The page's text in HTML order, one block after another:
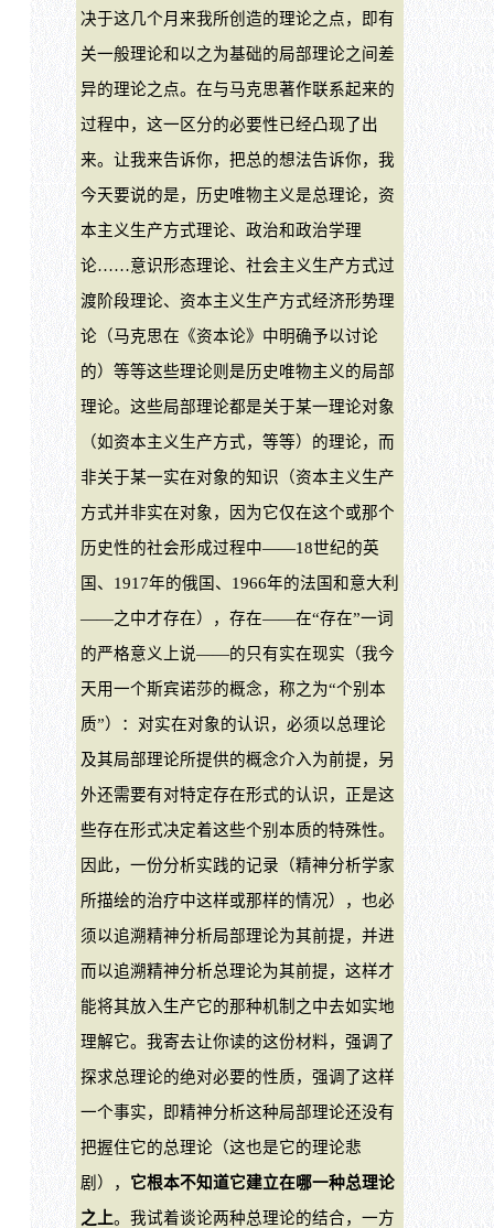
决于这几个月来我所创造的理论之点，即有
关一般理论和以之为基础的局部理论之间差
异的理论之点。在与马克思著作联系起来的
过程中，这一区分的必要性已经凸现了出
来。让我来告诉你，把总的想法告诉你，我
今天要说的是，历史唯物主义是总理论，资
本主义生产方式理论、政治和政治学理
论……意识形态理论、社会主义生产方式过
渡阶段理论、资本主义生产方式经济形势理
论（马克思在《资本论》中明确予以讨论
的）等等这些理论则是历史唯物主义的局部
理论。这些局部理论都是关于某一理论对象
（如资本主义生产方式，等等）的理论，而
非关于某一实在对象的知识（资本主义生产
方式并非实在对象，因为它仅在这个或那个
历史性的社会形成过程中――18世纪的英
国、1917年的俄国、1966年的法国和意大利
――之中才存在），存在——在“存在”一词
的严格意义上说——的只有实在现实（我今
天用一个斯宾诺莎的概念，称之为“个别本
质”）：对实在对象的认识，必须以总理论
及其局部理论所提供的概念介入为前提，另
外还需要有对特定存在形式的认识，正是这
些存在形式决定着这些个别本质的特殊性。
因此，一份分析实践的记录（精神分析学家
所描绘的治疗中这样或那样的情况），也必
须以追溯精神分析局部理论为其前提，并进
而以追溯精神分析总理论为其前提，这样才
能将其放入生产它的那种机制之中去如实地
理解它。我寄去让你读的这份材料，强调了
探求总理论的绝对必要的性质，强调了这样
一个事实，即精神分析这种局部理论还没有
把握住它的总理论（这也是它的理论悲
剧）， 它根本不知道它建立在哪一种总理论
之上。我试着谈论两种总理论的结合，一方